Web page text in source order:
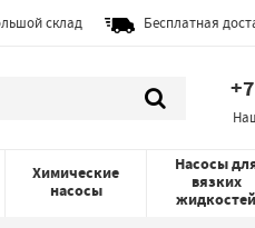
склад Бесплатная
Химические
насосы
Насосы
вязких
жидкостей